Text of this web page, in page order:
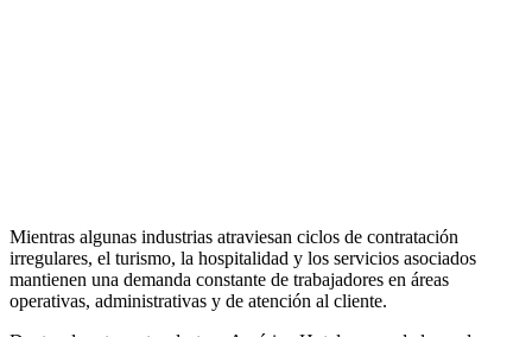
Mientras algunas industrias atraviesan ciclos de contratación
irregulares, el turismo, la hospitalidad y los servicios asociados
mantienen una demanda constante de trabajadores en áreas
operativas, administrativas y de atención al cliente.